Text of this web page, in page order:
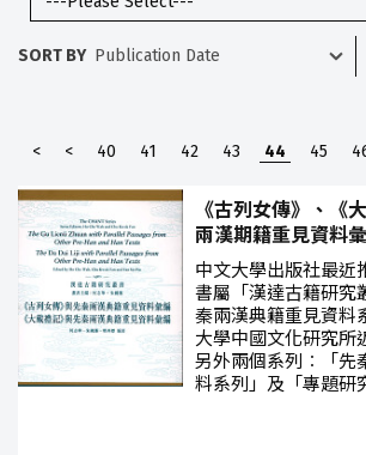
SORT BY
<
< 40 41 42 43 44 45
《古列女傳》、《
兩漢期籍重見資料
中文大學出版社最近
書屬「漢達古籍研究
秦兩漢典籍重見資料
大學中國文化研究所
另外兩個系列︰「先
料系列」及「專題研